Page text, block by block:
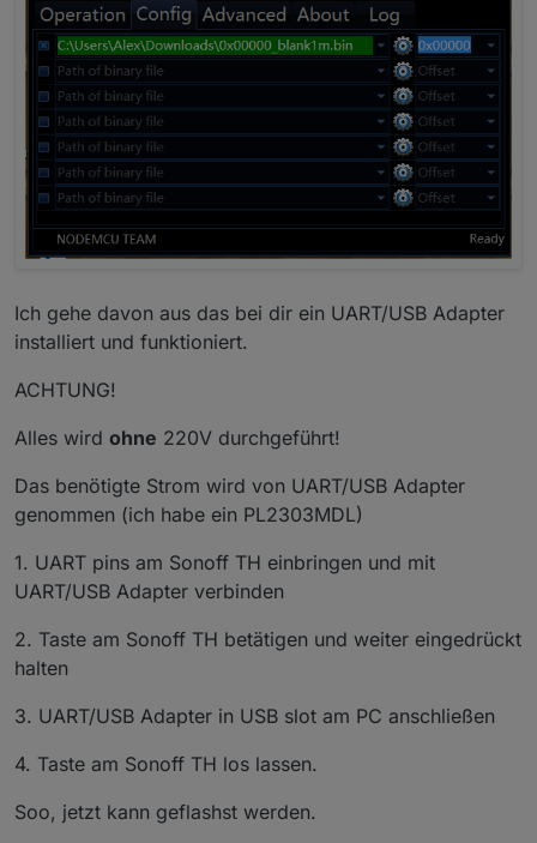
Ich gehe davon aus das bei dir ein UART/USB Adapter
installiert und funktioniert.
ACHTUNG!
Alles wird ohne 220V durchgeführt!
Das benötigte Strom wird von UART/USB Adapter
genommen (ich habe ein PL2303MDL)
1. UART pins am Sonoff TH einbringen und mit
UART/USB Adapter verbinden
2. Taste am Sonoff TH betätigen und weiter eingedrückt
halten
3. UART/USB Adapter in USB slot am PC anschließen
4. Taste am Sonoff TH los lassen.
Soo, jetzt kann geflashst werden.